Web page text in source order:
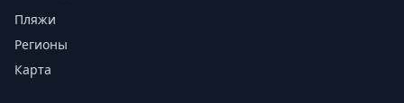
Пляжи
Регионы
Карта